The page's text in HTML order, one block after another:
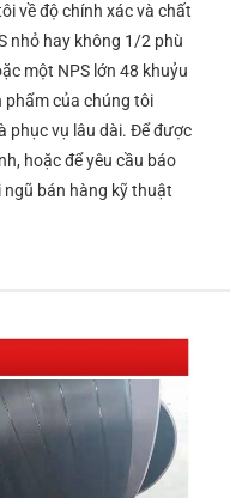
về độ chính xác và chất
nhỏ hay không 1/2 phù
một NPS lớn 48 khuỷu
phẩm của chúng tôi
phục vụ lâu dài. Để được
hoặc để yêu cầu báo
ngũ bán hàng kỹ thuật